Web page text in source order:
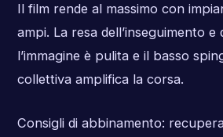
Il film rende al massimo con
ampi. La resa dell’inseguimento
l’immagine è pulita e il basso
collettiva amplifica la corsa.
Consigli di abbinamento: